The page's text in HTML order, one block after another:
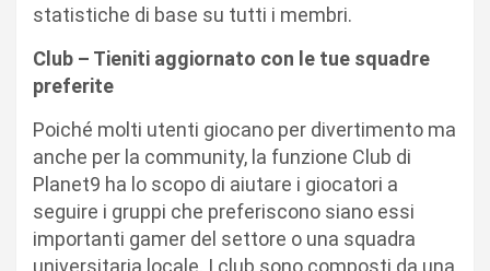
statistiche di base su tutti i membri.
Club – Tieniti aggiornato con le tue squadre
preferite
Poiché molti utenti giocano per divertimento ma
anche per la community, la funzione Club di
Planet9 ha lo scopo di aiutare i giocatori a
seguire i gruppi che preferiscono siano essi
importanti gamer del settore o una squadra
universitaria locale. I club sono composti da una